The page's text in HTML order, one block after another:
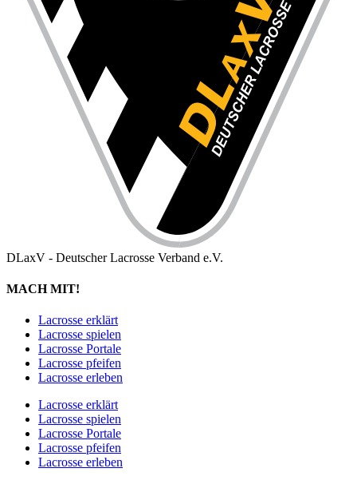
DLaxV - Deutscher Lacrosse Verband e.V.
MACH MIT!
Lacrosse erklärt
Lacrosse spielen
Lacrosse Portale
Lacrosse pfeifen
Lacrosse erleben
Lacrosse erklärt
Lacrosse spielen
Lacrosse Portale
Lacrosse pfeifen
Lacrosse erleben